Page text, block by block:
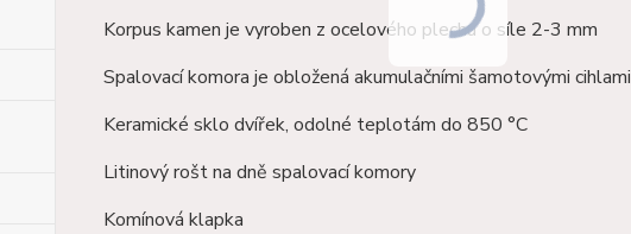
Korpus kamen je vyroben z ocelového plechu o síle 2-3 mm
Spalovací komora je obložená akumulačními šamotovými cihlami
Keramické sklo dvířek, odolné teplotám do 850 °C
Litinový rošt na dně spalovací komory
Komínová klapka